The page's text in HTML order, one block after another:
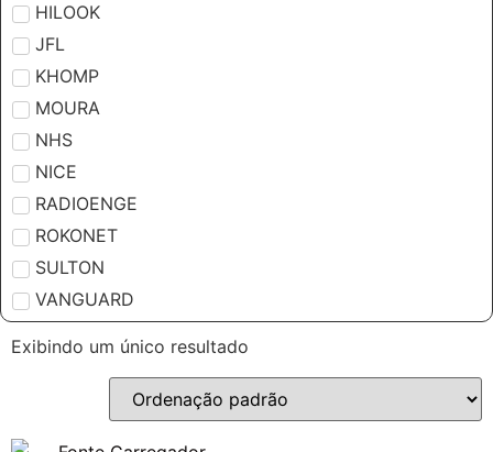
HILOOK
JFL
KHOMP
MOURA
NHS
NICE
RADIOENGE
ROKONET
SULTON
VANGUARD
Exibindo um único resultado